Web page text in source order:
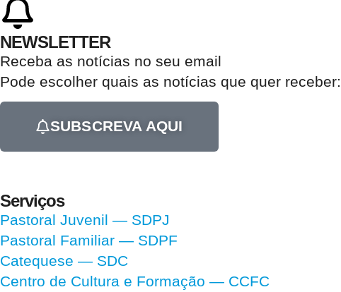
NEWSLETTER
Receba as notícias no seu email​
Pode escolher quais as notícias que quer receber:
SUBSCREVA AQUI
Serviços
Pastoral Juvenil — SDPJ
Pastoral Familiar — SDPF
Catequese — SDC
Centro de Cultura e Formação — CCFC